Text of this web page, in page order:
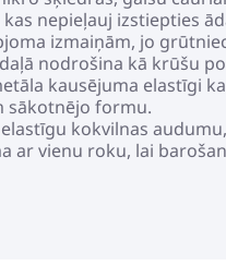
nepieļauj izstiepties
izmaiņām, jo
nodrošina kā krūšu
kausējuma elastīgi
sākotnējo formu.
kokvilnas
ar vienu roku, lai